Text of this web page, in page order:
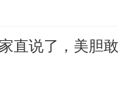
直说了，美胆